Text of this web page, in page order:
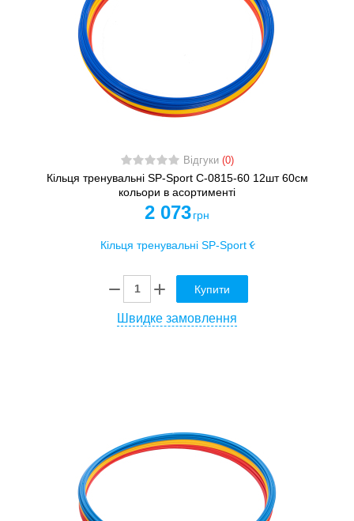
Відгуки (0)
Кільця тренувальні SP-Sport C-0815-60 12шт 60см
кольори в асортименті
2 073 грн
Купити
Швидке замовлення